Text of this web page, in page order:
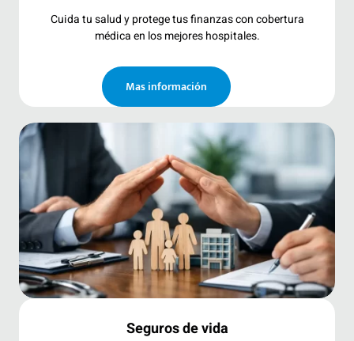
Cuida tu salud y protege tus finanzas con cobertura
médica en los mejores hospitales.
Mas información
Seguros de vida